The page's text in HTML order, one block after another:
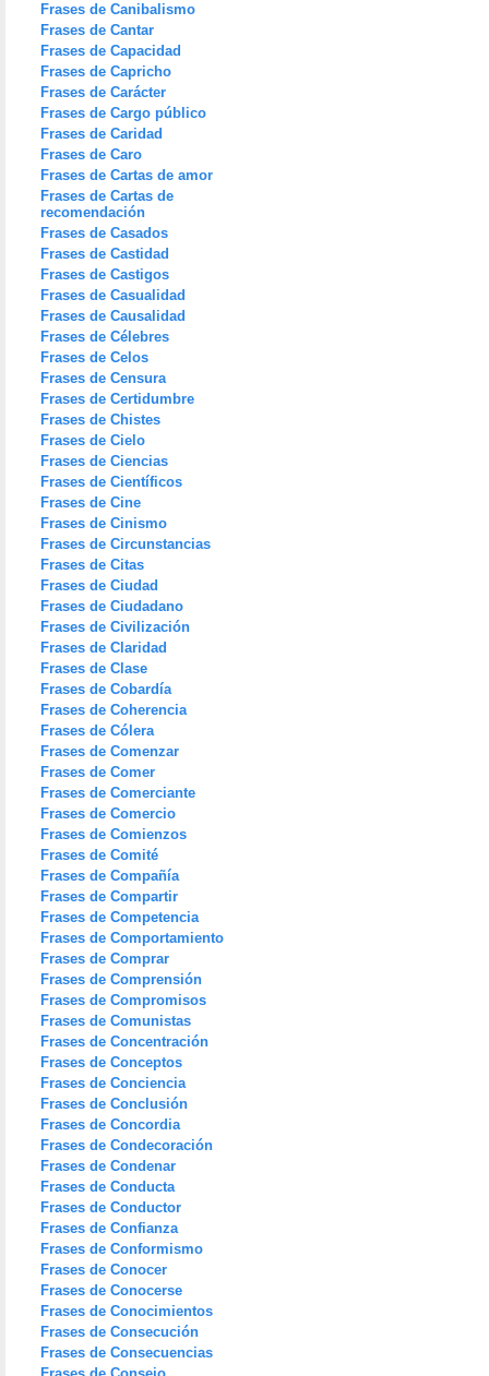
Frases de Canibalismo
Frases de Cantar
Frases de Capacidad
Frases de Capricho
Frases de Carácter
Frases de Cargo público
Frases de Caridad
Frases de Caro
Frases de Cartas de amor
Frases de Cartas de
recomendación
Frases de Casados
Frases de Castidad
Frases de Castigos
Frases de Casualidad
Frases de Causalidad
Frases de Célebres
Frases de Celos
Frases de Censura
Frases de Certidumbre
Frases de Chistes
Frases de Cielo
Frases de Ciencias
Frases de Científicos
Frases de Cine
Frases de Cinismo
Frases de Circunstancias
Frases de Citas
Frases de Ciudad
Frases de Ciudadano
Frases de Civilización
Frases de Claridad
Frases de Clase
Frases de Cobardía
Frases de Coherencia
Frases de Cólera
Frases de Comenzar
Frases de Comer
Frases de Comerciante
Frases de Comercio
Frases de Comienzos
Frases de Comité
Frases de Compañía
Frases de Compartir
Frases de Competencia
Frases de Comportamiento
Frases de Comprar
Frases de Comprensión
Frases de Compromisos
Frases de Comunistas
Frases de Concentración
Frases de Conceptos
Frases de Conciencia
Frases de Conclusión
Frases de Concordia
Frases de Condecoración
Frases de Condenar
Frases de Conducta
Frases de Conductor
Frases de Confianza
Frases de Conformismo
Frases de Conocer
Frases de Conocerse
Frases de Conocimientos
Frases de Consecución
Frases de Consecuencias